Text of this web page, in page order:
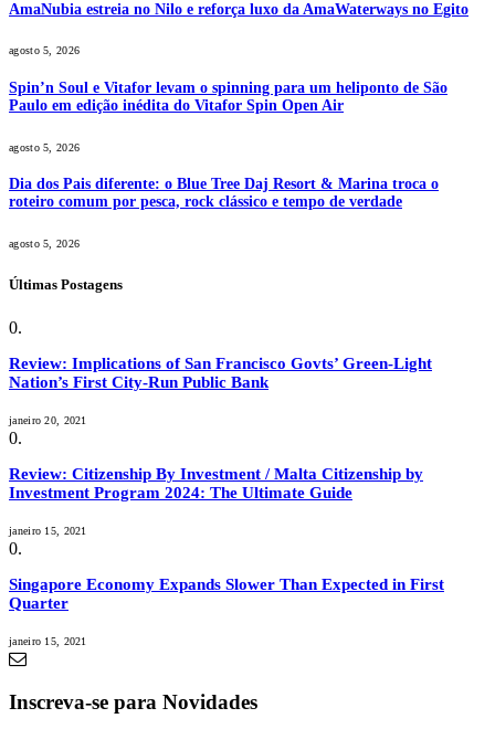
AmaNubia estreia no Nilo e reforça luxo da AmaWaterways no Egito
agosto 5, 2026
Spin’n Soul e Vitafor levam o spinning para um heliponto de São
Paulo em edição inédita do Vitafor Spin Open Air
agosto 5, 2026
Dia dos Pais diferente: o Blue Tree Daj Resort & Marina troca o
roteiro comum por pesca, rock clássico e tempo de verdade
agosto 5, 2026
Últimas Postagens
Review: Implications of San Francisco Govts’ Green-Light
Nation’s First City-Run Public Bank
janeiro 20, 2021
Review: Citizenship By Investment / Malta Citizenship by
Investment Program 2024: The Ultimate Guide
janeiro 15, 2021
Singapore Economy Expands Slower Than Expected in First
Quarter
janeiro 15, 2021
Inscreva-se para Novidades